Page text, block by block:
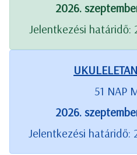
2026.
Jelentkezési határidő:
51 NAP
2026.
Jelentkezési határidő: